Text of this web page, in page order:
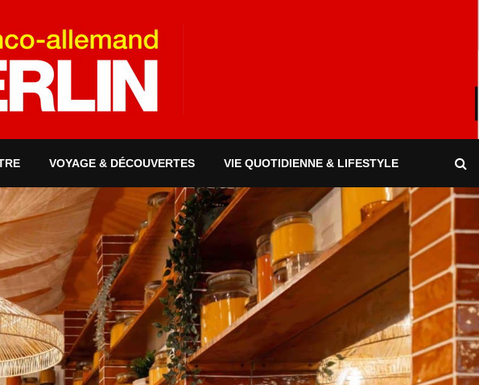
VOYAGE & DÉCOUVERTES VIE QUOTIDIENNE & LIFESTYLE